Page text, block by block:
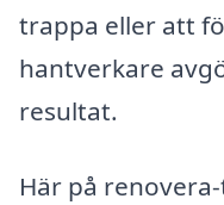
trappa eller att
hantverkare
resultat.
Här på